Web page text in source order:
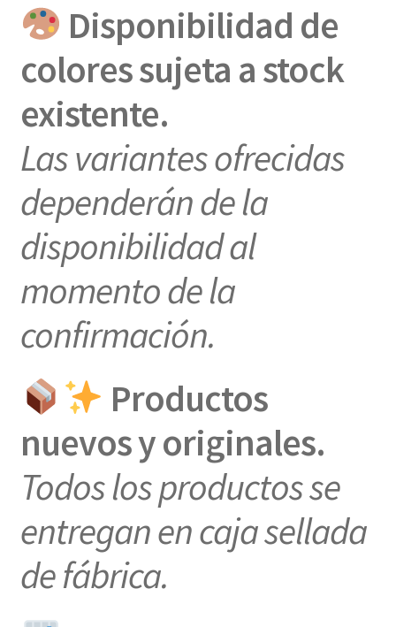
Disponibilidad de
colores sujeta a stock
existente.
Las variantes ofrecidas
dependerán de la
disponibilidad al
momento de la
confirmación.
Productos
nuevos y originales.
Todos los productos se
entregan en caja sellada
de fábrica.